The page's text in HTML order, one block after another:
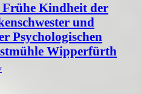
Frühe Kindheit der
und
Psychologischen
Wipperfürth